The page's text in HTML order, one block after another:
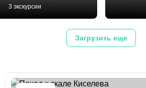
3 экскурсии
Загрузить еще